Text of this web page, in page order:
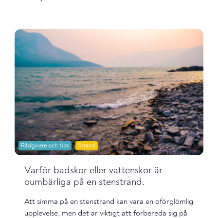
Rådgivare och tips Strand
Varför badskor eller vattenskor är
oumbärliga på en stenstrand.
Att simma på en stenstrand kan vara en oförglömlig
upplevelse, men det är viktigt att förbereda sig på